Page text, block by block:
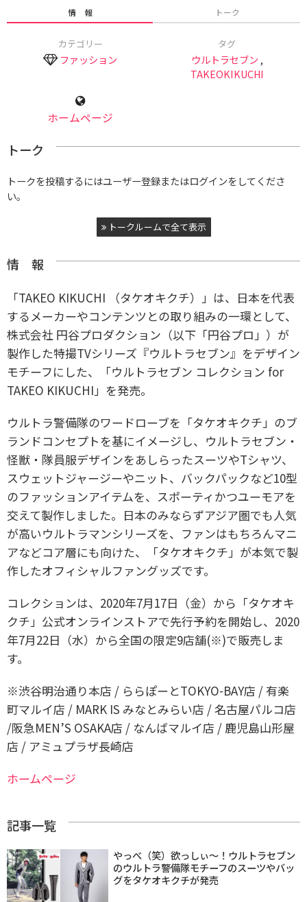
情 報 トーク
カテゴリー
ファッション
タグ
ウルトラセブン ,
TAKEOKIKUCHI
ホームページ
トーク
トークを投稿するにはユーザー登録またはログインをしてくださ
い。
トークルームで全て表示
情 報
「TAKEO KIKUCHI （タケオキクチ）」は、日本を代表
するメーカーやコンテンツとの取り組みの一環として、
株式会社 円谷プロダクション（以下「円谷プロ」）が
製作した特撮TVシリーズ『ウルトラセブン』をデザイン
モチーフにした、「ウルトラセブン コレクション for
TAKEO KIKUCHI」を発売。
ウルトラ警備隊のワードローブを「タケオキクチ」のブ
ランドコンセプトを基にイメージし、ウルトラセブン・
怪獣・隊員服デザインをあしらったスーツやTシャツ、
スウェットジャージーやニット、バックパックなど10型
のファッションアイテムを、スポーティかつユーモアを
交えて製作しました。日本のみならずアジア圏でも人気
が高いウルトラマンシリーズを、ファンはもちろんマニ
アなどコア層にも向けた、「タケオキクチ」が本気で製
作したオフィシャルファングッズです。
コレクションは、2020年7月17日（金）から「タケオキ
クチ」公式オンラインストアで先行予約を開始し、2020
年7月22日（水）から全国の限定9店舗(※)で販売しま
す。
※渋谷明治通り本店 / ららぽーとTOKYO-BAY店 / 有楽
町マルイ店 / MARK IS みなとみらい店 / 名古屋パルコ店
/阪急MEN’S OSAKA店 / なんばマルイ店 / 鹿児島山形屋
店 / アミュプラザ長崎店
ホームページ
記事一覧
やっべ（笑）欲っしぃ〜！ウルトラセブン
のウルトラ警備隊モチーフのスーツやバッ
グをタケオキクチが発売